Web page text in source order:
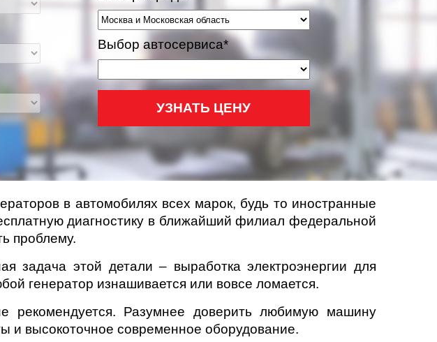
Выбор автосервиса*
УЗНАТЬ ЦЕНУ
в автомобилях всех марок, будь то иностранные
диагностику в ближайший филиал федеральной
проблему.
задача этой детали – выработка электроэнергии для
генератор изнашивается или вовсе ломается.
рекомендуется. Разумнее доверить любимую машину
и высокоточное современное оборудование.